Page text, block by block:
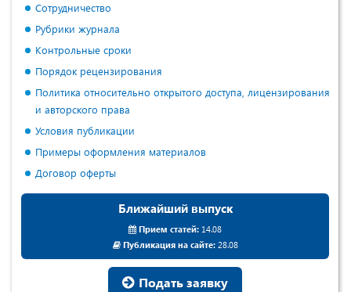
Сотрудничество
Рубрики журнала
Контрольные сроки
Порядок рецензирования
Политика относительно открытого доступа, лицензирования
и авторского права
Условия публикации
Примеры оформления материалов
Договор оферты
Ближайший выпуск
Прием статей: 14.08
Публикация на сайте:28.08
Подать заявку